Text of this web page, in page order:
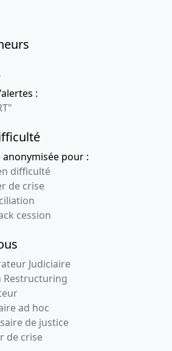
:
pour :
difficulté
de crise
cession
Judiciaire
Restructuring
ad hoc
de justice
de crise